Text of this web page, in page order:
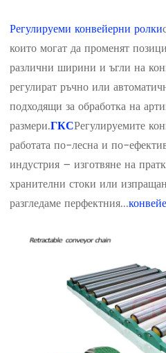
Регулируеми конвейерни ролки
които могат да променят
различни ширини и ъгли на
регулират ръчно или
подходящи за обработка на
размери.ГКСРегулируемите
работата по-лесна и по-
индустрия – изготвяне на
хранителни стоки или
разгледаме перфектния...